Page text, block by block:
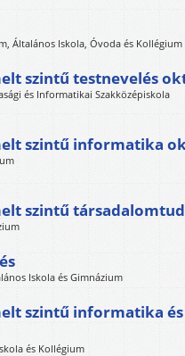
Általános Iskola, Óvoda és Kollégium
szintű testnevelés
és Informatikai Szakközépiskola
szintű informatika
szintű
Iskola és Gimnázium
szintű informatika
és Kollégium